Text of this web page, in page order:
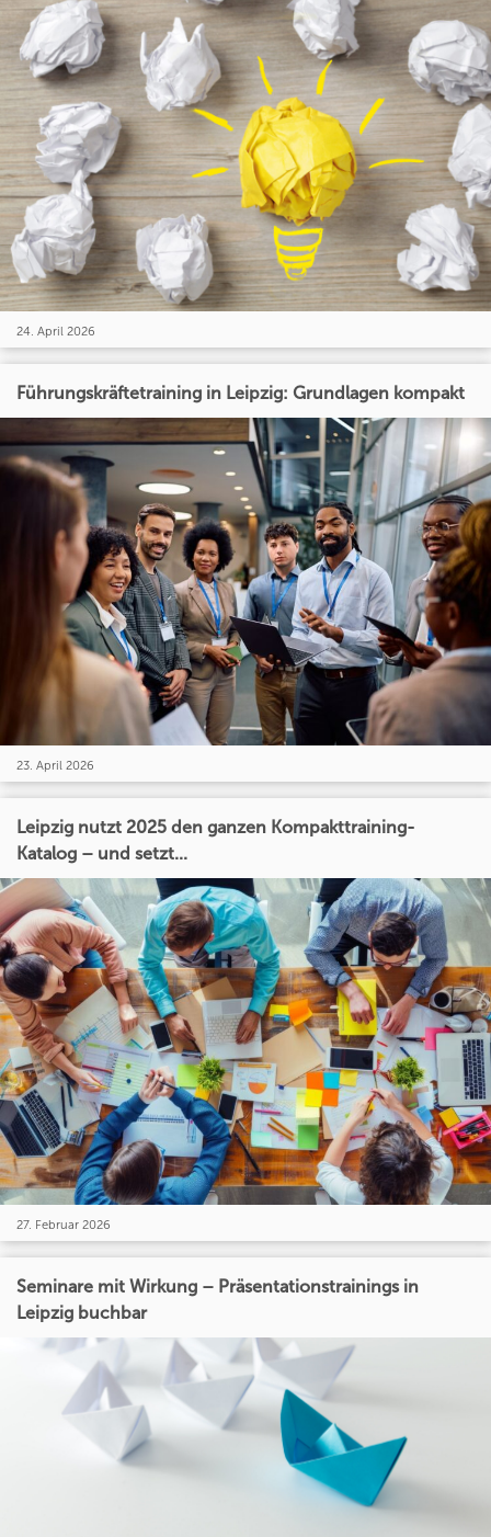
24. April 2026
Führungskräftetraining in Leipzig: Grundlagen kompakt
23. April 2026
Leipzig nutzt 2025 den ganzen Kompakttraining-
Katalog – und setzt...
27. Februar 2026
Seminare mit Wirkung – Präsentationstrainings in
Leipzig buchbar